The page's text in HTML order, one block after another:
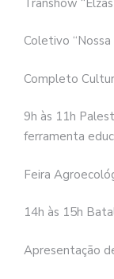
Coletivo
Completo
9h às 11h
ferramenta
Feira
14h às 15h
Apresentação